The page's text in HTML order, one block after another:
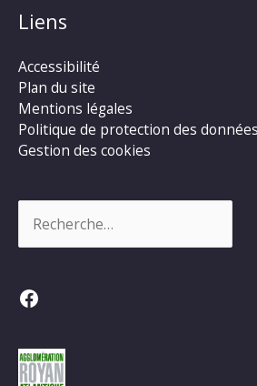
Liens
Accessibilité
Plan du site
Mentions légales
Politique de protection des données
Gestion des cookies
Facebook